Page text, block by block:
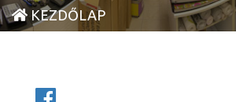
KEZDŐLAP